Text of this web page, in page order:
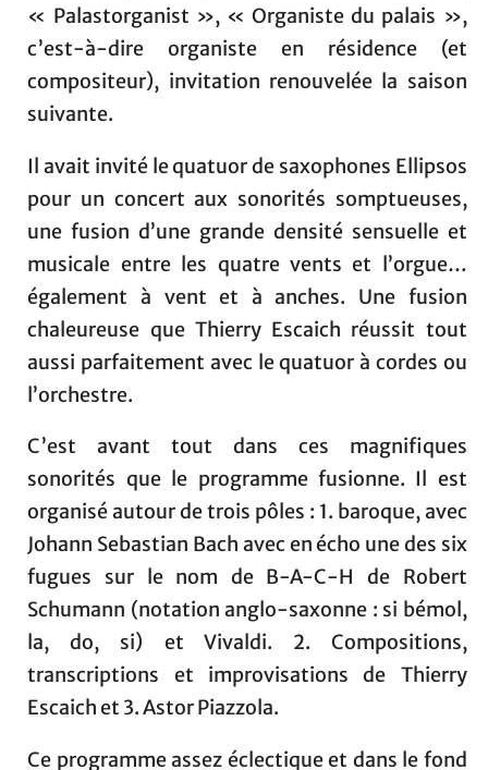
« Palastorganist », « Organiste du palais »,
c’est-à-dire organiste en résidence (et
compositeur), invitation renouvelée la saison
suivante.
Il avait invité le quatuor de saxophones Ellipsos
pour un concert aux sonorités somptueuses,
une fusion d’une grande densité sensuelle et
musicale entre les quatre vents et l’orgue…
également à vent et à anches. Une fusion
chaleureuse que Thierry Escaich réussit tout
aussi parfaitement avec le quatuor à cordes ou
l’orchestre.
C’est avant tout dans ces magnifiques
sonorités que le programme fusionne. Il est
organisé autour de trois pôles : 1. baroque, avec
Johann Sebastian Bach avec en écho une des six
fugues sur le nom de B-A-C-H de Robert
Schumann (notation anglo-saxonne : si bémol,
la, do, si) et Vivaldi. 2. Compositions,
transcriptions et improvisations de Thierry
Escaich et 3. Astor Piazzola.
Ce programme assez éclectique et dans le fond